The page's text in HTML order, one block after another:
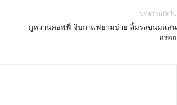
บทความถัดไป
ภูหวานคอฟฟี่ จิบกาแฟยามบ่าย ลิ้มรสขนมแสน
อร่อย